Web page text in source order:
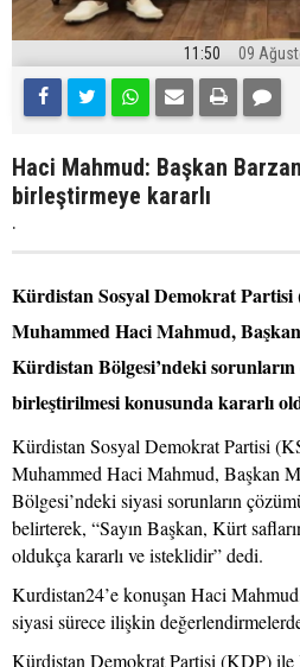
11:50 09
Haci Mahmud: Başkan
birleştirmeye kararlı
.
Kürdistan Sosyal Demokrat Partisi
Muhammed Haci Mahmud,
Kürdistan Bölgesi’ndeki
birleştirilmesi konusunda kararlı
Kürdistan Sosyal Demokrat Partisi
Muhammed Haci Mahmud, Başkan
Bölgesi’ndeki siyasi sorunların
belirterek, “Sayın Başkan, Kürt
oldukça kararlı ve isteklidir” dedi.
Kurdistan24’e konuşan Haci
siyasi sürece ilişkin
Kürdistan Demokrat Partisi (KDP)